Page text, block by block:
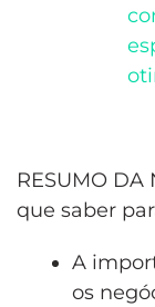
RESUMO DA
que saber
A
os